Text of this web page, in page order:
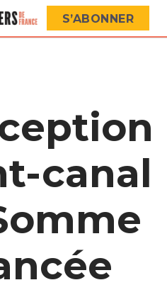
S’ABONNER
canal